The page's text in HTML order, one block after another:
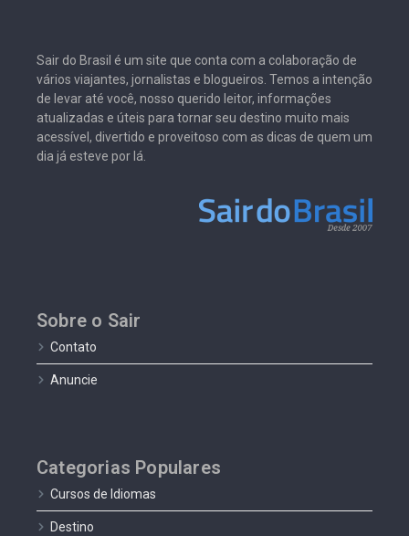
Sair do Brasil é um site que conta com a colaboração de
vários viajantes, jornalistas e blogueiros. Temos a intenção
de levar até você, nosso querido leitor, informações
atualizadas e úteis para tornar seu destino muito mais
acessível, divertido e proveitoso com as dicas de quem um
dia já esteve por lá.
Sobre o Sair
Contato
Anuncie
Categorias Populares
Cursos de Idiomas
Destino